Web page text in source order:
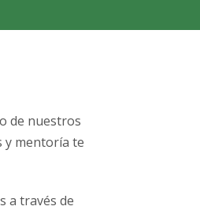
de nuestros
y mentoría te
a través de